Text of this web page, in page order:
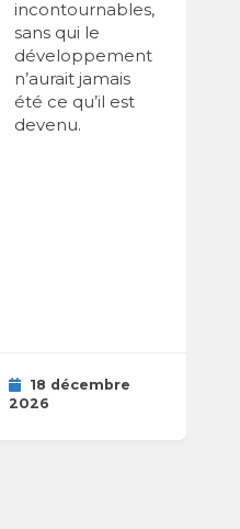
incontournables,
sans qui le
développement
n’aurait jamais
été ce qu’il est
devenu.
18 décembre
2026